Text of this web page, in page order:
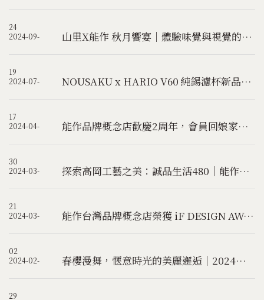
24
2024-09-
19
山里X能作 秋月饗宴｜體驗味覺與視覺的雙重饗宴
2024-07-
17
NOUSAKU x HARIO V60 純錫濾杯新品發表手沖體驗活動《⠷ 特邀講師 VV Café 學長》
2024-04-
30
能作品牌概念店歡慶2周年，會員回娘家，感恩回饋優惠活動！
2024-03-
21
探索高岡工藝之美：誠品生活480｜能作NOUSAKU期間限定快閃店
2024-03-
02
能作台灣品牌概念店榮獲 iF DESIGN AWARD 2024 iF設計大獎國際殊榮！
2024-02-
29
春櫻漫舞，愜意時光的美麗邂逅｜2024限定款新品上市